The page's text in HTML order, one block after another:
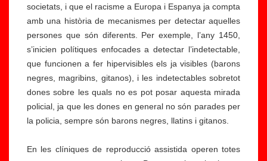
societats, i que el racisme a Europa i Espanya ja compta
amb una història de mecanismes per detectar aquelles
persones que són diferents. Per exemple, l’any 1450,
s’inicien polítiques enfocades a detectar l’indetectable,
que funcionen a fer hipervisibles els ja visibles (barons
negres, magribins, gitanos), i les indetectables sobretot
dones sobre les quals no es pot posar aquesta mirada
policial, ja que les dones en general no són parades per
la policia, sempre són barons negres, llatins i gitanos.
En les clíniques de reproducció assistida operen totes